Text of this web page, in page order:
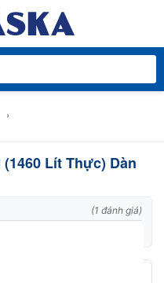
Kho
›
Lít Thực) Dàn
(1 đánh giá)